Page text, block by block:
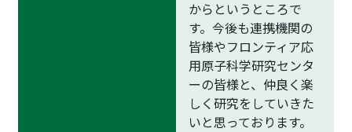
からというところで
す。今後も連携機関の
皆様やフロンティア応
用原子科学研究センタ
ーの皆様と、仲良く楽
しく研究をしていきた
いと思っております。